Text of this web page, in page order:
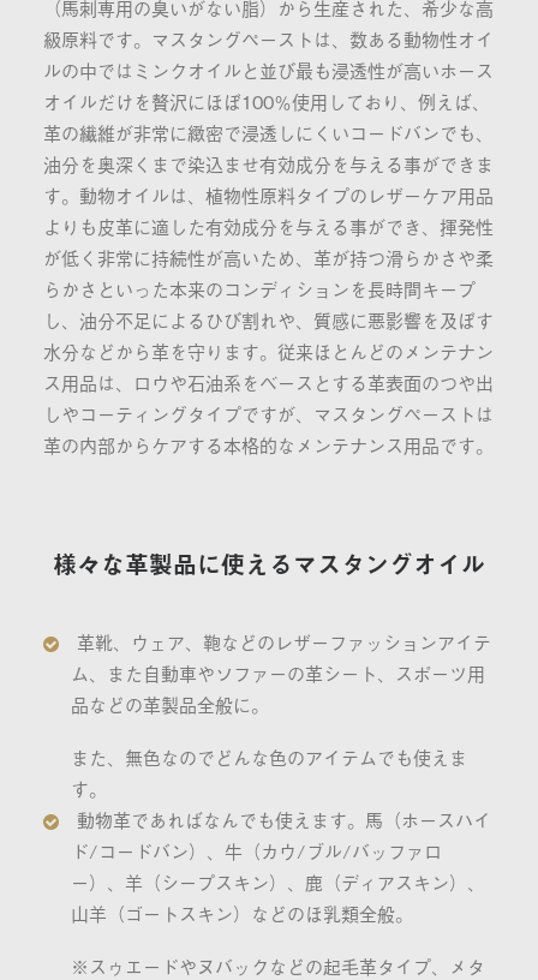
（馬刺専用の臭いがない脂）から生産された、希少な高
級原料です。マスタングペーストは、数ある動物性オイ
ルの中ではミンクオイルと並び最も浸透性が高いホース
オイルだけを贅沢にほぼ100％使用しており、例えば、
革の繊維が非常に緻密で浸透しにくいコードバンでも、
油分を奥深くまで染込ませ有効成分を与える事ができま
す。動物オイルは、植物性原料タイプのレザーケア用品
よりも皮革に適した有効成分を与える事ができ、揮発性
が低く非常に持続性が高いため、革が持つ滑らかさや柔
らかさといった本来のコンディションを長時間キープ
し、油分不足によるひび割れや、質感に悪影響を及ぼす
水分などから革を守ります。従来ほとんどのメンテナン
ス用品は、ロウや石油系をベースとする革表面のつや出
しやコーティングタイプですが、マスタングペーストは
革の内部からケアする本格的なメンテナンス用品です。
様々な革製品に使えるマスタングオイル
革靴、ウェア、鞄などのレザーファッションアイテ
ム、また自動車やソファーの革シート、スポーツ用
品などの革製品全般に。
また、無色なのでどんな色のアイテムでも使えま
す。
動物革であればなんでも使えます。馬（ホースハイ
ド/コードバン）、牛（カウ/ブル/バッファロ
ー）、羊（シープスキン）、鹿（ディアスキン）、
山羊（ゴートスキン）などのほ乳類全般。
※スゥエードやヌバックなどの起毛革タイプ、メタ